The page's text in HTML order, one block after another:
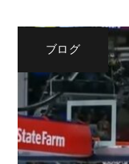
ブログ